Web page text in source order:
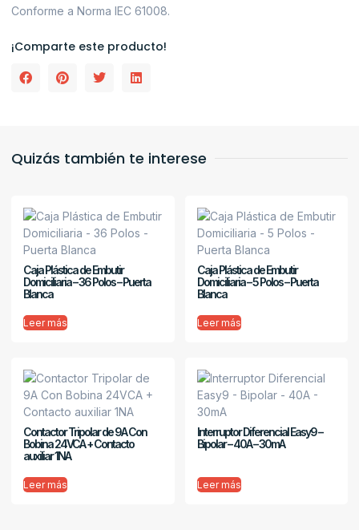
Conforme a Norma IEC 61008.
¡Comparte este producto!
Quizás también te interese
Caja Plástica de Embutir
Domiciliaria – 36 Polos – Puerta
Blanca
Leer más
Caja Plástica de Embutir
Domiciliaria – 5 Polos – Puerta
Blanca
Leer más
Contactor Tripolar de 9A Con
Bobina 24VCA + Contacto
auxiliar 1NA
Leer más
Interruptor Diferencial Easy9 –
Bipolar – 40A – 30mA
Leer más